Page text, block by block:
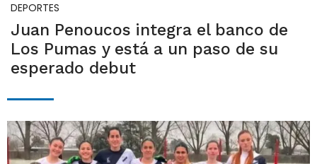
DEPORTES
Juan Penoucos integra el banco de
Los Pumas y está a un paso de su
esperado debut